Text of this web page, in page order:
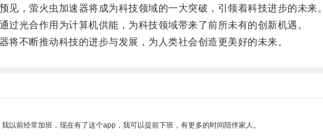
，萤火虫加速器将成为科技领域的一大突破，引领着科技进步的未来。
光合作用为计算机供能，为科技领域带来了前所未有的创新机遇。
不断推动科技的进步与发展，为人类社会创造更美好的未来。
前经常加班，现在有了这个app，我可以提前下班，有更多的时间陪伴家人。